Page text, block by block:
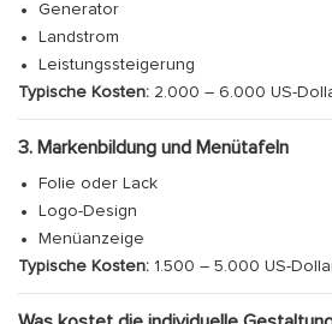
Generator
Landstrom
Leistungssteigerung
Typische Kosten: 2.000 – 6.000 US-
3. Markenbildung und Menütafeln
Folie oder Lack
Logo-Design
Menüanzeige
Typische Kosten: 1.500 – 5.000 US-